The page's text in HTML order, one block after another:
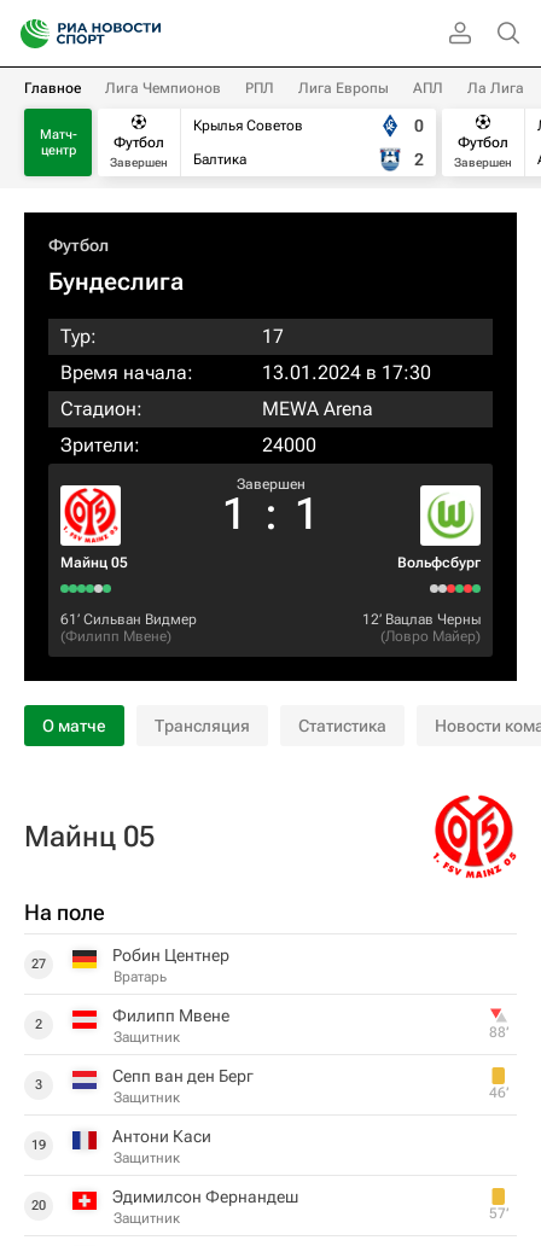
Главное Лига Чемпионов РПЛ Лига Европы АПЛ Ла Лига
Матч-
центр
Футбол
Завершен
Крылья Советов
Балтика
0
2
Футбол
Завершен
Футбол
Бундеслига
Тур:
17
Время начала:
13.01.2024 в 17:30
Стадион:
MEWA Arena
Зрители:
24000
Майнц 05
Завершен
1 : 1
Вольфсбург
61‎’‎ Сильван Видмер
(Филипп Мвене)
12‎’‎ Вацлав Черны
(Ловро Майер)
О матче Трансляция Статистика Новости
Майнц 05
На поле
27 Робин Центнер
Вратарь
2 Филипп Мвене
Защитник 88‎’‎
3 Сепп ван ден Берг
Защитник 46‎’‎
19 Антони Каси
Защитник
20 Эдимилсон Фернандеш
Защитник 57‎’‎